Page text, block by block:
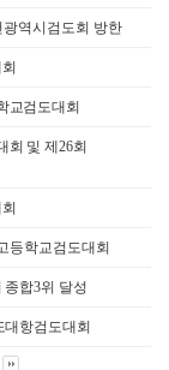
역시검도회 방한
교검도대회
회 및 제26회
등학교검도대회
종합3위 달성
항검도대회